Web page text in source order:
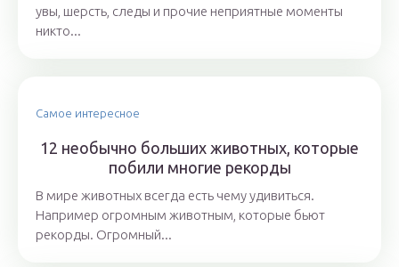
увы, шерсть, следы и прочие неприятные моменты
никто...
Самое интересное
12 необычно больших животных, которые
побили многие рекорды
В мире животных всегда есть чему удивиться.
Например огромным животным, которые бьют
рекорды. Огромный...